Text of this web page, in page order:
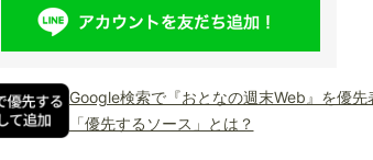
Google検索で『おとなの週末Web』を優先
「優先するソース」とは？